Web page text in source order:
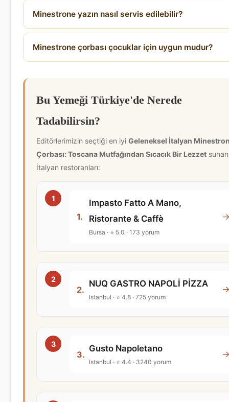
Minestrone yazın nasıl servis edilebilir?
Minestrone çorbası çocuklar için uygun mudur?
Bu Yemeği Türkiye'de Nerede
Tadabilirsin?
Editörlerimizin seçtiği en iyi Geleneksel İtalyan
Çorbası: Toscana Mutfağından Sıcacık Bir Lezzet sunan
İtalyan restoranları:
1.
Impasto Fatto A Mano,
Ristorante & Caffè
Bursa · ⭐ 5.0 · 173 yorum
2.
NUQ GASTRO NAPOLİ PİZZA
Istanbul · ⭐ 4.8 · 725 yorum
3.
Gusto Napoletano
Istanbul · ⭐ 4.4 · 3240 yorum